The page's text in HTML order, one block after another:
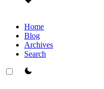
Home
Blog
Archives
Search
theme switcher